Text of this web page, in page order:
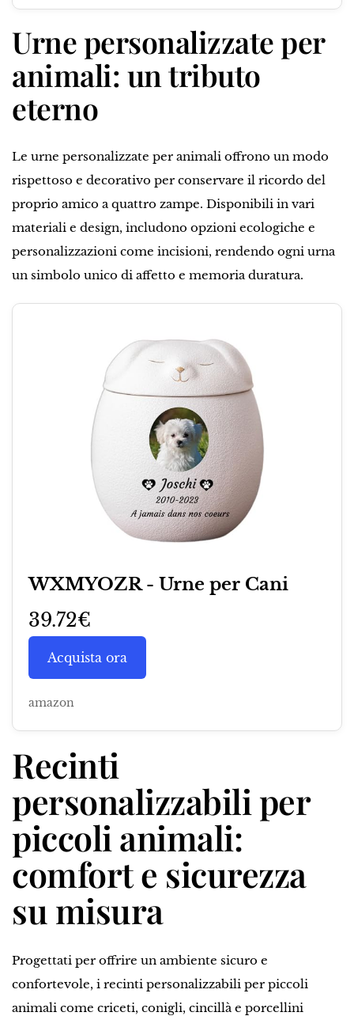
Urne personalizzate per
animali: un tributo
eterno
Le urne personalizzate per animali offrono un modo
rispettoso e decorativo per conservare il ricordo del
proprio amico a quattro zampe. Disponibili in vari
materiali e design, includono opzioni ecologiche e
personalizzazioni come incisioni, rendendo ogni urna
un simbolo unico di affetto e memoria duratura.
WXMYOZR - Urne per Cani
39.72€
Acquista ora
amazon
Recinti
personalizzabili per
piccoli animali:
comfort e sicurezza
su misura
Progettati per offrire un ambiente sicuro e
confortevole, i recinti personalizzabili per piccoli
animali come criceti, conigli, cincillà e porcellini